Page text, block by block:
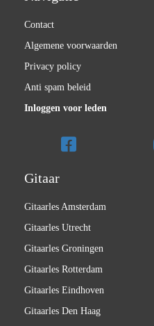
Contact
Algemene voorwaarden
Privacy policy
Anti spam beleid
Inloggen voor leden
Gitaar
Gitaarles Amsterdam
Gitaarles Utrecht
Gitaarles Groningen
Gitaarles Rotterdam
Gitaarles Eindhoven
Gitaarles Den Haag